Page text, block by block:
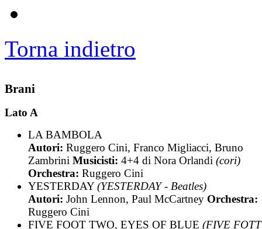
Torna indietro
Brani
Lato A
LA BAMBOLA
Autori: Ruggero Cini, Franco Migliacci, Bruno
Zambrini Musicisti: 4+4 di Nora Orlandi (cori)
Orchestra: Ruggero Cini
YESTERDAY(YESTERDAY - Beatles)
Autori: John Lennon, Paul McCartney Orchestra:
Ruggero Cini
FIVE FOOT TWO, EYES OF BLUE (FIVE FOTT